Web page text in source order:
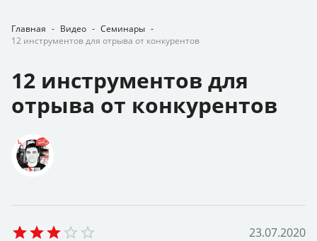
Главная - Видео - Семинары -
12 инструментов для отрыва от конкурентов
12 инструментов для
отрыва от конкурентов
23.07.2020